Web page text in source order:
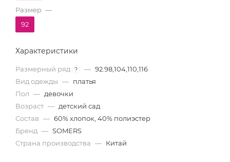
Размер —
92
Характеристики
Размерный ряд ? — 92.98,104,110,116
Вид одежды — платья
Пол — девочки
Возраст — детский сад
Состав — 60% хлопок, 40% полиэстер
Бренд — SOMERS
Страна производства — Китай